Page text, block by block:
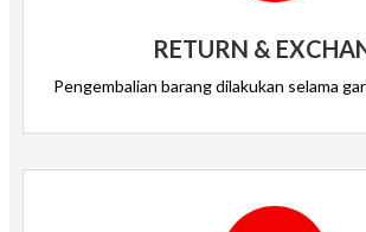
RETURN &
Pengembalian barang dilakukan selama